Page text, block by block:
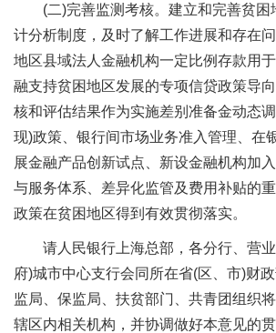
(二)完善监测考核。建立和完善贫
计分析制度，及时了解工作进展和存在
地区县域法人金融机构一定比例存款用
融支持贫困地区发展的专项信贷政策导
核和评估结果作为实施差别准备金动态
现)政策、银行间市场业务准入管理、在
展金融产品创新试点、新设金融机构加
与服务体系、差异化监管及费用补贴的
政策在贫困地区得到有效贯彻落实。
请人民银行上海总部，各分行、营
府)城市中心支行会同所在省(区、市)财
监局、保监局、扶贫部门、共青团组织
辖区内相关机构，并协调做好本意见的贯